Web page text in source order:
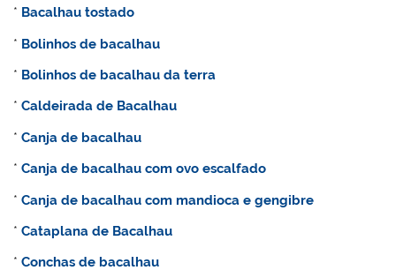
* Bacalhau tostado
* Bolinhos de bacalhau
* Bolinhos de bacalhau da terra
*Caldeirada de Bacalhau
*Canja de bacalhau
*Canja de bacalhau com ovo escalfado
*Canja de bacalhau com mandioca e gengibre
*Cataplana de Bacalhau
*Conchas de bacalhau